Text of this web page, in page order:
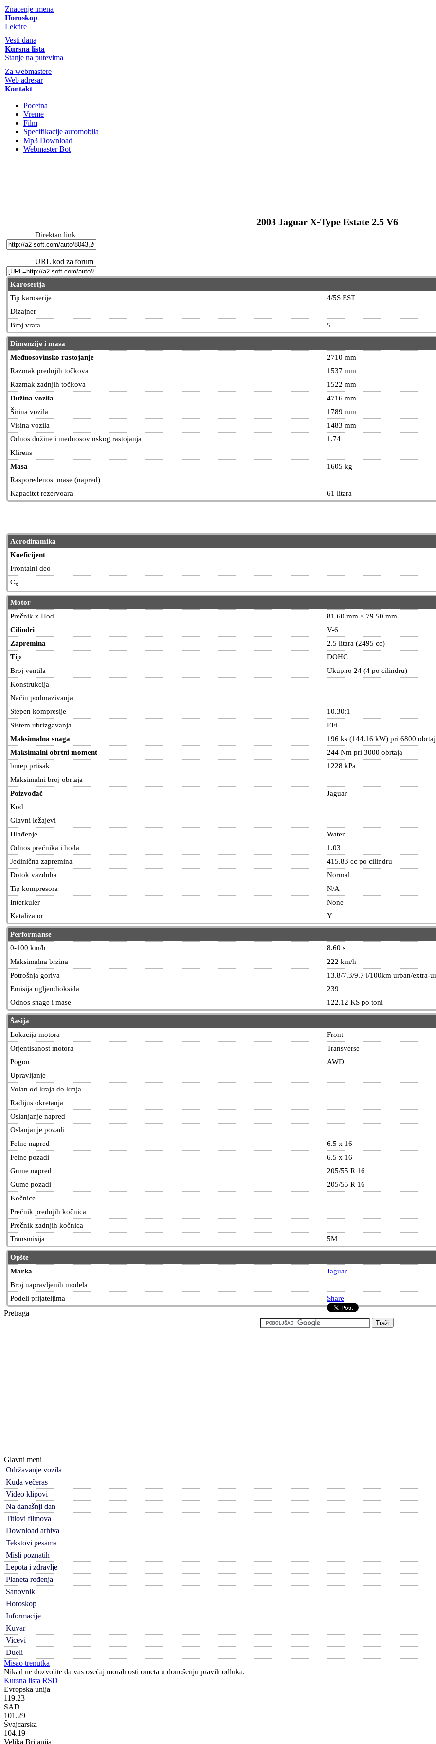
Znacenje imena
Horoskop
Lektire
Vesti dana
Kursna lista
Stanje na putevima
Za webmastere
Web adresar
Kontakt
Pocetna
Vreme
Film
Specifikacije automobila
Mp3 Download
Webmaster Bot
2003 Jaguar X-Type Estate 2.5 V6
Direktan link
URL kod za forum
Karoserija
4/5S EST
Tip karoserije
Dizajner
5
Broj vrata
Dimenzije i masa
2710 mm
Međuosovinsko rastojanje
1537 mm
Razmak prednjih točkova
1522 mm
Razmak zadnjih točkova
4716 mm
Dužina vozila
1789 mm
Širina vozila
1483 mm
Visina vozila
1.74
Odnos dužine i međuosovinskog rastojanja
Klirens
1605 kg
Masa
Raspoređenost mase (napred)
61 litara
Kapacitet rezervoara
Aerodinamika
Koeficijent
Frontalni deo
Cx
Motor
81.60 mm × 79.50 mm
Prečnik x Hod
V-6
Cilindri
2.5 litara (2495 cc)
Zapremina
DOHC
Tip
Ukupno 24 (4 po cilindru)
Broj ventila
Konstrukcija
Način podmazivanja
10.30:1
Stepen kompresije
EFi
Sistem ubrizgavanja
196 ks (144.16 kW) pri 6800
Maksimalna snaga
244 Nm pri 3000 obrtaja
Maksimalni obrtni moment
1228 kPa
bmep prtisak
Maksimalni broj obrtaja
Jaguar
Poizvođač
Kod
Glavni ležajevi
Water
Hlađenje
1.03
Odnos prečnika i hoda
415.83 cc po cilindru
Jedinična zapremina
Normal
Dotok vazduha
N/A
Tip kompresora
None
Interkuler
Y
Katalizator
Performanse
8.60 s
0-100 km/h
222 km/h
Maksimalna brzina
13.8/7.3/9.7 l/100km urban/extra-
Potrošnja goriva
239
Emisija ugljendioksida
122.12 KS po toni
Odnos snage i mase
Šasija
Front
Lokacija motora
Transverse
Orjentisanost motora
AWD
Pogon
Upravljanje
Volan od kraja do kraja
Radijus okretanja
Oslanjanje napred
Oslanjanje pozadi
6.5 x 16
Felne napred
6.5 x 16
Felne pozadi
205/55 R 16
Gume napred
205/55 R 16
Gume pozadi
Kočnice
Prečnik prednjih kočnica
Prečnik zadnjih kočnica
5M
Transmisija
Opšte
Jaguar
Marka
Broj napravljenih modela
Share
Podeli prijateljima
Pretraga
Glavni meni
Održavanje vozila
Kuda večeras
Video klipovi
Na današnji dan
Titlovi filmova
Download arhiva
Tekstovi pesama
Misli poznatih
Lepota i zdravlje
Planeta rođenja
Sanovnik
Horoskop
Informacije
Kuvar
Vicevi
Dueli
Misao trenutka
Nikad ne dozvolite da vas osećaj moralnosti ometa u donošenju pravih odluka.
Kursna lista RSD
Evropska unija
119.23
SAD
101.29
Švajcarska
104.19
Velika Britanija